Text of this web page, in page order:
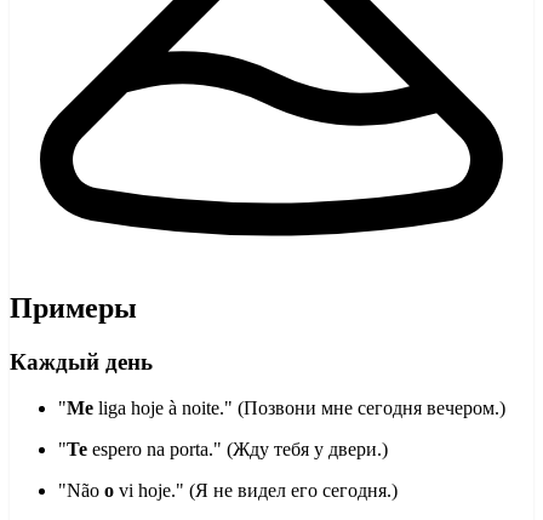
Примеры
Каждый день
"Me liga hoje à noite." (Позвони мне сегодня вечером.)
"Te espero na porta." (Жду тебя у двери.)
"Não o vi hoje." (Я не видел его сегодня.)